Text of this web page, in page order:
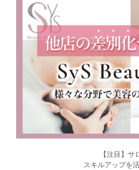
【注目】
スキルアップを